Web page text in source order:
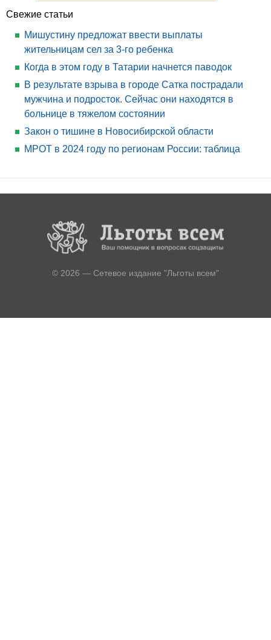
Свежие статьи
Мишустину предложат ввести выплаты
жительницам сел за 3-го ребенка
Когда в этом году в Татарии начнется паводок
В результате взрыва в городе Сатка пострадали
мужчина и подросток. Сейчас они находятся в
больнице в тяжелом состоянии
Закон о тишине в Новосибирской области
МРОТ в 2024 году по регионам России: таблица
© 2026 — Сетевое издание "Льготы всем"